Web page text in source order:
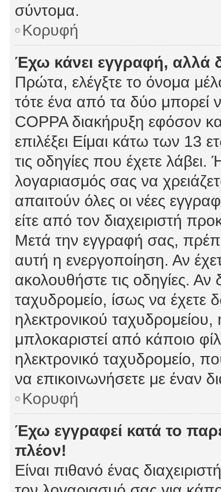
σύντομα.
Κορυφή
Έχω κάνει εγγραφή,
Πρώτα, ελέγξτε το όνομα
τότε ένα από τα δύο μπορεί
COPPA διακήρυξη εφόσον
επιλέξει Είμαι κάτω των 13
τις οδηγίες που έχετε λάβει.
λογαριασμός σας να
απαιτούν όλες οι νέες
είτε από τον διαχειριστή
Μετά την εγγραφή σας,
αυτή η ενεργοποίηση. Αν
ακολουθήστε τις οδηγίες. Αν
ταχυδρομείο, ίσως να έχετε
ηλεκτρονικού ταχυδρομείου,
μπλοκαριστεί από κάποιο
ηλεκτρονικό ταχυδρομείο,
να επικοινωνήσετε με έναν
Κορυφή
Έχω εγγραφεί κατά το
πλέον!
Είναι πιθανό ένας